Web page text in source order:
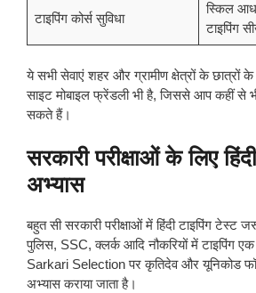
टाइपिंग कोर्स सुविधा
स्किल
टाइपिंग
ये सभी सेवाएं शहर और ग्रामीण क्षेत्रों के छात्रों के
साइट मोबाइल फ्रेंडली भी है, जिससे आप कहीं से
सकते हैं।
सरकारी परीक्षाओं के लिए
अभ्यास
बहुत सी सरकारी परीक्षाओं में हिंदी टाइपिंग टेस्ट
पुलिस, SSC, क्लर्क आदि नौकरियों में टाइपिंग एक
Sarkari Selection पर कृतिदेव और यूनिकोड
अभ्यास कराया जाता है।